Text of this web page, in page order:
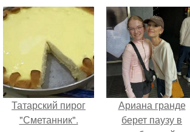
Татарский пирог
"Сметанник".
Ариана гранде
берет паузу в